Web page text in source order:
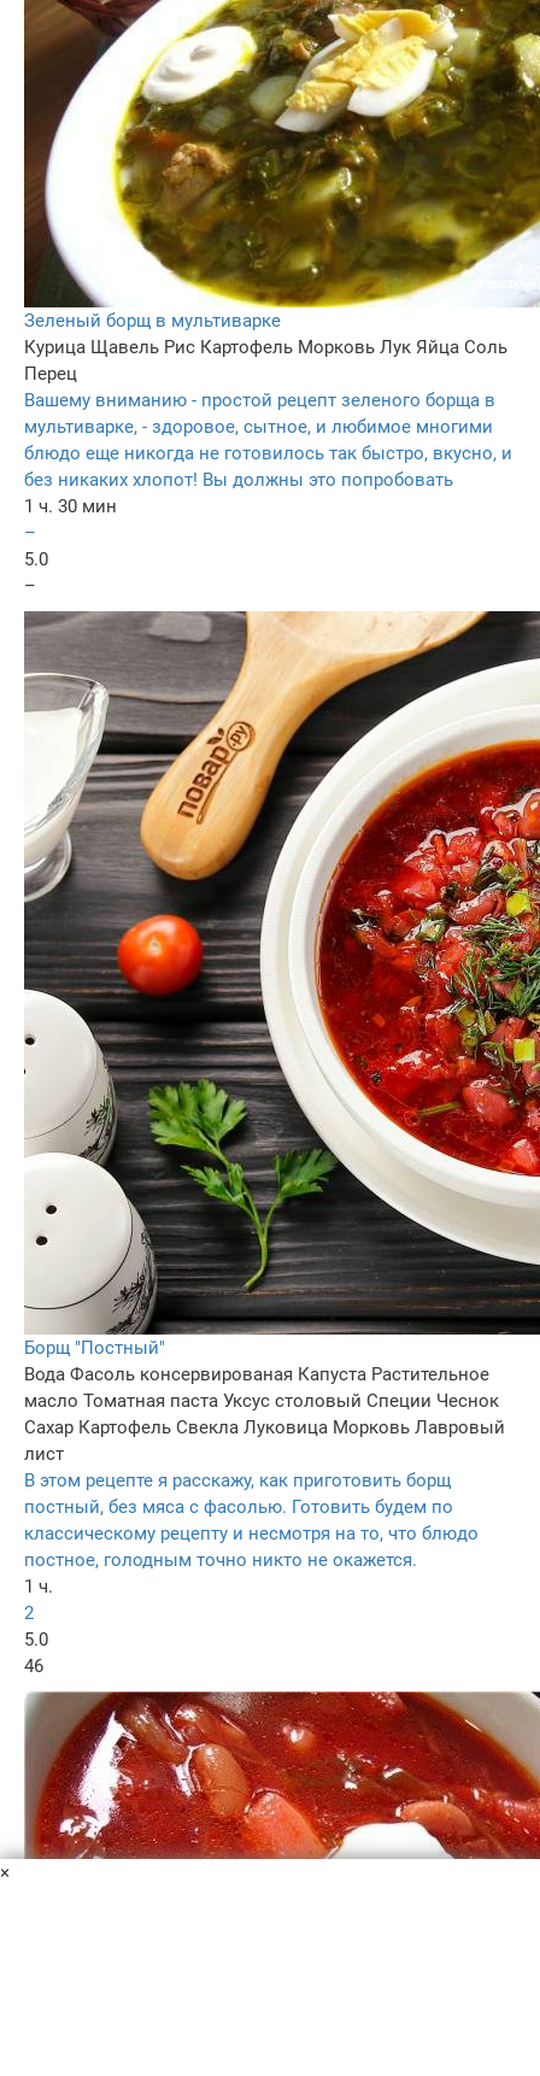
Зеленый борщ в мультиварке
Курица Щавель Рис Картофель Морковь Лук Яйца Соль
Перец
Вашему вниманию - простой рецепт зеленого борща в
мультиварке, - здоровое, сытное, и любимое многими
блюдо еще никогда не готовилось так быстро, вкусно, и
без никаких хлопот! Вы должны это попробовать
1 ч. 30 мин
–
5.0
–
Борщ "Постный"
Вода Фасоль консервированая Капуста Растительное
масло Томатная паста Уксус столовый Специи Чеснок
Сахар Картофель Свекла Луковица Морковь Лавровый
лист
В этом рецепте я расскажу, как приготовить борщ
постный, без мяса с фасолью. Готовить будем по
классическому рецепту и несмотря на то, что блюдо
постное, голодным точно никто не окажется.
1 ч.
2
5.0
46
×